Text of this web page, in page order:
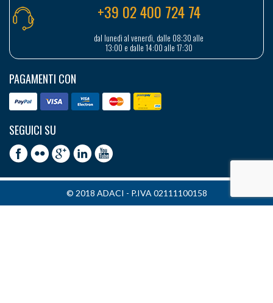
+39 02 400 724 74
dal lunedì al venerdì, dalle 08:30 alle
13:00 e dalle 14:00 alle 17:30
PAGAMENTI CON
SEGUICI SU
© 2018 ADACI - P.IVA 02111100158